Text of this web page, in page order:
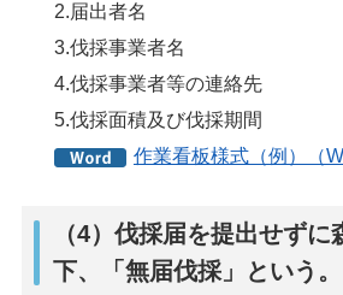
2.届出者名
3.伐採事業者名
4.伐採事業者等の連絡先
5.伐採面積及び伐採期間
作業看板様式（例）（
（4）伐採届を提出せず
下、「無届伐採」という